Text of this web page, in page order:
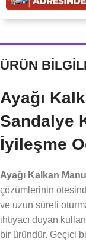
ÜRÜN
Ayağı
Sandalye
İyileşme
Ayağı Kalkan
çözümlerinin
ve uzun süreli
ihtiyacı duyan
bir üründür. Geçici